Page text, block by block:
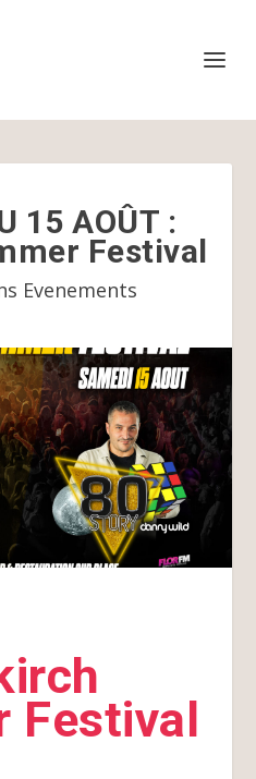
15 AOÛT :
Festival
Evenements
Festival